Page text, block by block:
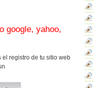
google, yahoo,
registro de tu sitio web